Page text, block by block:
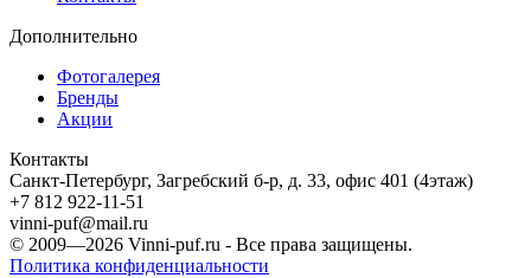
Дополнительно
Фотогалерея
Бренды
Акции
Контакты
Санкт-Петербург, Загребский б-р, д. 33, офис 401 (4этаж)
+7 812 922-11-51
vinni-puf@mail.ru
© 2009—2026 Vinni-puf.ru - Все права защищены.
Политика конфиденциальности